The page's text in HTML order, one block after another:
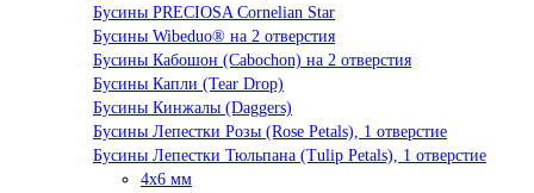
Бусины PRECIOSA Cornelian Star
Бусины Wibeduo® на 2 отверстия
Бусины Кабошон (Cabochon) на 2 отверстия
Бусины Капли (Tear Drop)
Бусины Кинжалы (Daggers)
Бусины Лепестки Розы (Rose Petals), 1 отверстие
Бусины Лепестки Тюльпана (Tulip Petals), 1 отверстие
4x6 мм